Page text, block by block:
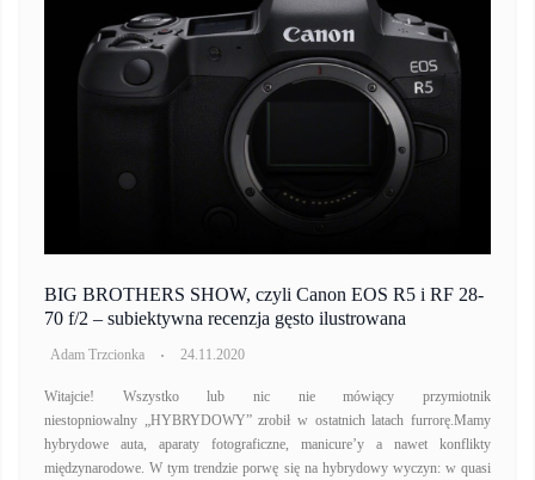
BIG BROTHERS SHOW, czyli Canon EOS R5 i RF 28-
70 f/2 – subiektywna recenzja gęsto ilustrowana
Adam Trzcionka 24.11.2020
Witajcie! Wszystko lub nic nie mówiący przymiotnik
niestopniowalny „HYBRYDOWY” zrobił w ostatnich latach furrorę.Mamy
hybrydowe auta, aparaty fotograficzne, manicure’y a nawet konflikty
międzynarodowe. W tym trendzie porwę się na hybrydowy wyczyn: w quasi